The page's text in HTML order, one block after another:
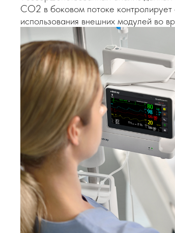
CO2 в боковом потоке
использования внешних модулей во